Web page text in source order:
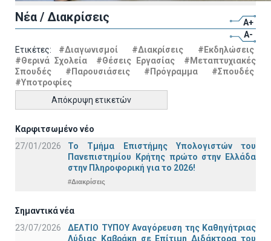
Νέα / Διακρίσεις
A+
A-
Ετικέτες: #Διαγωνισμοί #Διακρίσεις
#Εκδηλώσεις
#Θερινά Σχολεία
#Θέσεις Εργασίας
#Μεταπτυχιακές
Σπουδές
#Παρουσιάσεις #Πρόγραμμα
#Σπουδές
#Υποτροφίες
Απόκρυψη ετικετών
Καρφιτσωμένο νέο
27/01/2026
Το Τμήμα Επιστήμης Υπολογιστών του
Πανεπιστημίου Κρήτης πρώτο στην Ελλάδα
στην Πληροφορική για το 2026!
#Διακρίσεις
Σημαντικά νέα
23/07/2026
ΔΕΛΤΙΟ ΤΥΠΟΥ Αναγόρευση της Καθηγήτριας
Λύδιας Καβράκη σε Επίτιμη Διδάκτορα του